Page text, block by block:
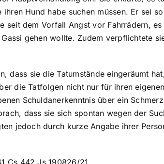
Hund habe suchen müssen. Er sei
seit dem Vorfall Angst vor Fahrrädern,
gehen wollte. Zudem verpflichtete
dass sie die Tatumstände eingeräumt
die Tatfolgen nicht nur für ihren
Schuldanerkenntnis über ein
dass sie sich spontan wegen der
jedoch durch kurze Angabe ihrer